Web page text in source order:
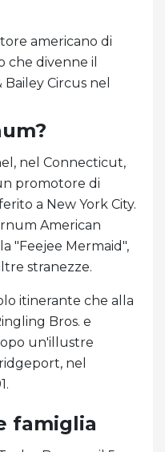
americano di
che divenne il
Circus nel
nel Connecticut,
promotore di
a New York City.
American
"Feejee Mermaid",
stranezze.
itinerante che alla
Bros. e
un'illustre
nel
famiglia